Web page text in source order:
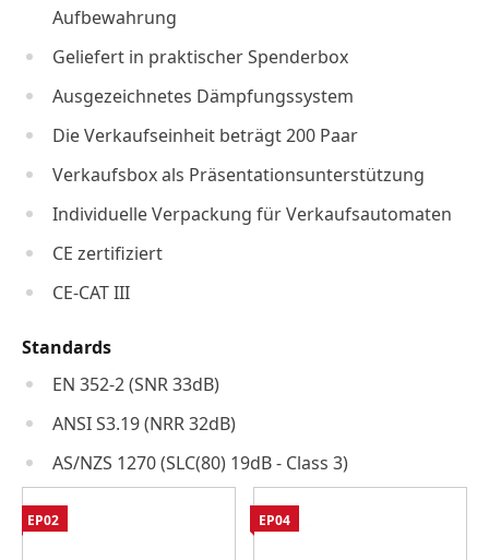
Aufbewahrung
Geliefert in praktischer Spenderbox
Ausgezeichnetes Dämpfungssystem
Die Verkaufseinheit beträgt 200 Paar
Verkaufsbox als Präsentationsunterstützung
Individuelle Verpackung für Verkaufsautomaten
CE zertifiziert
CE-CAT III
Standards
EN 352-2 (SNR 33dB)
ANSI S3.19 (NRR 32dB)
AS/NZS 1270 (SLC(80) 19dB - Class 3)
EP02 EP04